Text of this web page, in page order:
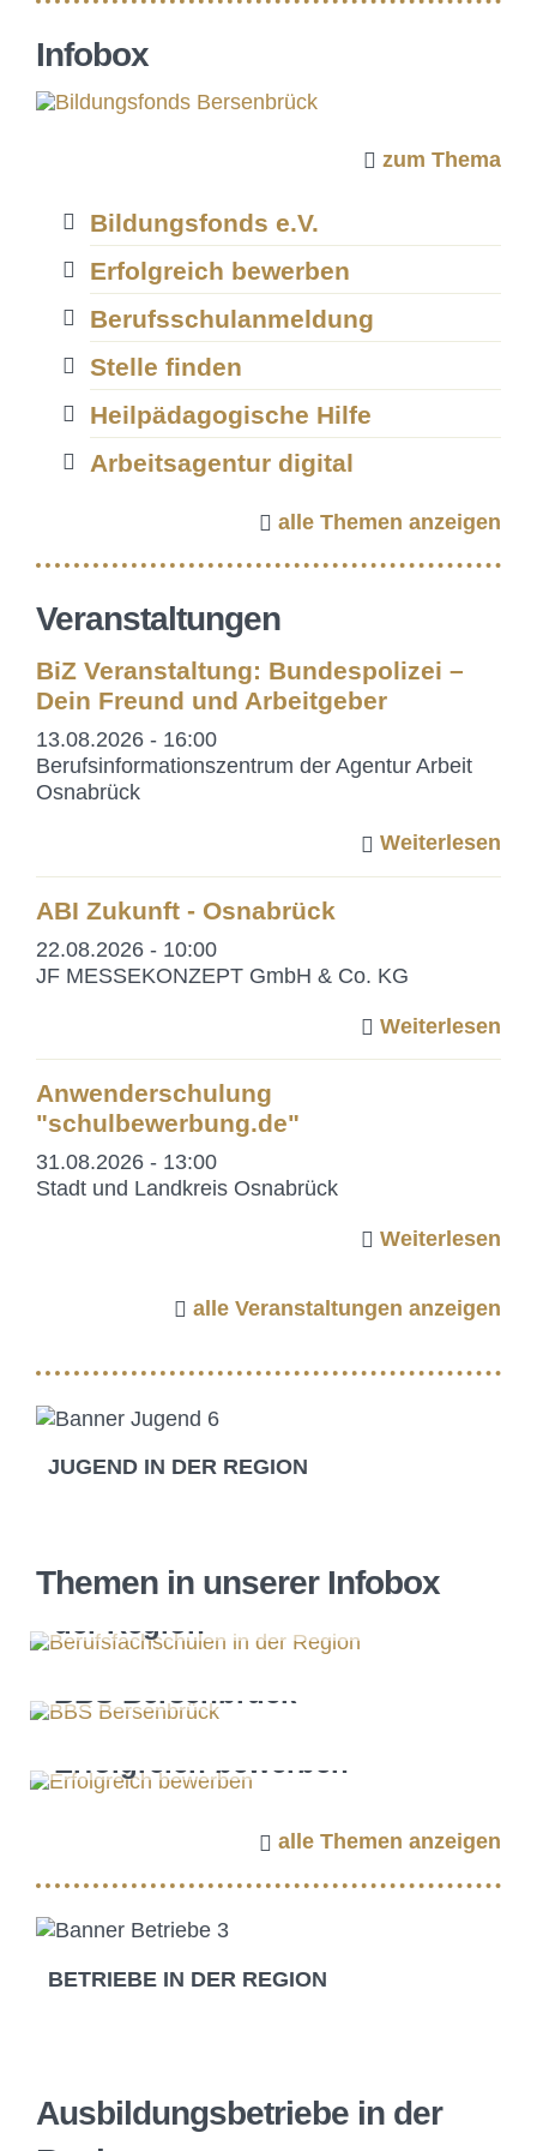
Infobox
LERNENS
zum Thema
Bildungsfonds e.V.
Erfolgreich bewerben
Berufsschulanmeldung
Stelle finden
Heilpädagogische Hilfe
Arbeitsagentur digital
alle Themen anzeigen
Veranstaltungen
BiZ Veranstaltung: Bundespolizei –
Dein Freund und Arbeitgeber
13.08.2026 - 16:00
Berufsinformationszentrum der Agentur Arbeit
Osnabrück
Weiterlesen
ABI Zukunft - Osnabrück
22.08.2026 - 10:00
JF MESSEKONZEPT GmbH & Co. KG
Weiterlesen
Anwenderschulung
"schulbewerbung.de"
31.08.2026 - 13:00
Stadt und Landkreis Osnabrück
Weiterlesen
alle Veranstaltungen anzeigen
JUGEND IN DER REGION
Themen in unserer Infobox
Schulische Ausbildung in
der Region
BBS Bersenbrück
Erfolgreich bewerben
alle Themen anzeigen
BETRIEBE IN DER REGION
Ausbildungsbetriebe in der